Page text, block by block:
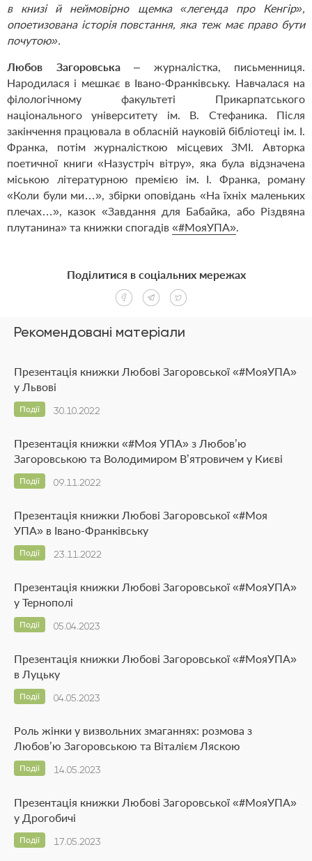
в книзі й неймовірно щемка «легенда про Кенгір»,
опоетизована історія повстання, яка теж має право бути
почутою».
Любов Загоровська– журналістка, письменниця.
Народилася і мешкає в Івано-Франківську. Навчалася на
філологічному факультеті Прикарпатського
національного університету ім. В. Стефаника. Після
закінчення працювала в обласній науковій бібліотеці ім. І.
Франка, потім журналісткою місцевих ЗМІ. Авторка
поетичної книги «Назустріч вітру», яка була відзначена
міською літературною премією ім. І. Франка, роману
«Коли були ми…», збірки оповідань «На їхніх маленьких
плечах…», казок «Завдання для Бабайка, або Різдвяна
плутанина» та книжки спогадів «#МояУПА».
Рекомендовані матеріали
Презентація книжки Любові Загоровської «#МояУПА»
у Львові
30.10.2022
Події
Презентація книжки «#Моя УПА» з Любов’ю
Загоровською та Володимиром В’ятровичем у Києві
09.11.2022
Події
Презентація книжки Любові Загоровської «#Моя
УПА» в Івано-Франківську
23.11.2022
Події
Презентація книжки Любові Загоровської «#МояУПА»
у Тернополі
05.04.2023
Події
Презентація книжки Любові Загоровської «#МояУПА»
в Луцьку
04.05.2023
Події
Роль жінки у визвольних змаганнях: розмова з
Любов’ю Загоровською та Віталієм Ляскою
14.05.2023
Події
Презентація книжки Любові Загоровської «#МояУПА»
у Дрогобичі
17.05.2023
Події
Поділитися в соціальних мережах